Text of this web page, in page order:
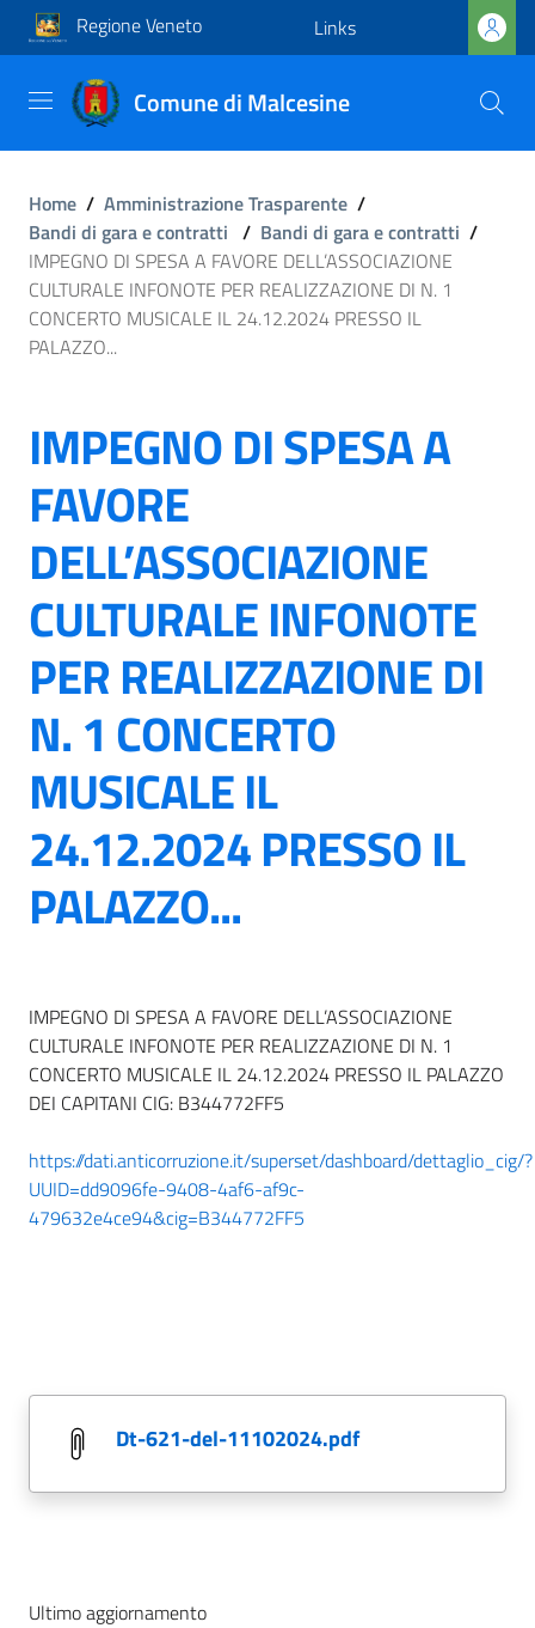
Regione Veneto Links
Comune di Malcesine
Home / Amministrazione Trasparente /
Bandi di gara e contratti / Bandi di gara e contratti /
IMPEGNO DI SPESA A FAVORE DELL’ASSOCIAZIONE
CULTURALE INFONOTE PER REALIZZAZIONE DI N. 1
CONCERTO MUSICALE IL 24.12.2024 PRESSO IL
PALAZZO...
IMPEGNO DI SPESA A
FAVORE
DELL’ASSOCIAZIONE
CULTURALE INFONOTE
PER REALIZZAZIONE DI
N. 1 CONCERTO
MUSICALE IL
24.12.2024 PRESSO IL
PALAZZO...
IMPEGNO DI SPESA A FAVORE DELL’ASSOCIAZIONE
CULTURALE INFONOTE PER REALIZZAZIONE DI N. 1
CONCERTO MUSICALE IL 24.12.2024 PRESSO IL PALAZZO
DEI CAPITANI CIG: B344772FF5
https://dati.anticorruzione.it/superset/dashboard/dettaglio_cig/?
UUID=dd9096fe-9408-4af6-af9c-
479632e4ce94&cig=B344772FF5
dt-621-del-11102024.pdf
Ultimo aggiornamento